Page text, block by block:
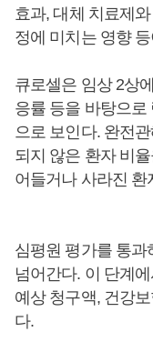
효과, 대체 치료제
정에 미치는 영향
큐로셀은 임상 2상
응률 등을 바탕으로
으로 보인다. 완전
되지 않은 환자 비
어들거나 사라진 환
심평원 평가를 통
넘어간다. 이 단계
예상 청구액, 건강
다.